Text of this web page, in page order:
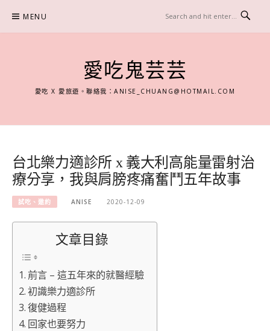
content
MENU
愛吃鬼芸芸
愛吃 X 愛旅遊。聯絡我：ANISE_CHUANG@HOTMAIL.COM
台北樂力適診所 x 義大利高能量雷射治
療分享，我與肩膀疼痛奮鬥五年故事
試吃、邀約 ANISE 2020-12-09
文章目錄
前言 – 這五年來的就醫經驗
初識樂力適診所
復健過程
回家也要努力